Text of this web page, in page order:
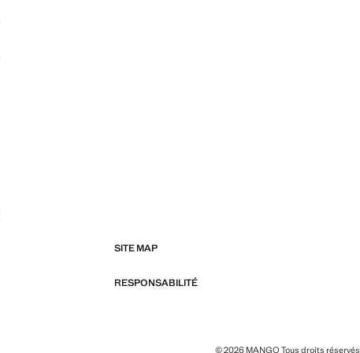
SITE MAP
RESPONSABILITÉ
© 2026 MANGO Tous droits réservés